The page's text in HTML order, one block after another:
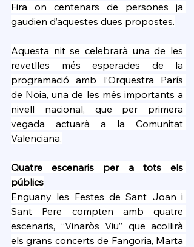
Fira on centenars de persones ja
gaudien d’aquestes dues propostes.
Aquesta nit se celebrarà una de les
revetlles més esperades de la
programació amb l’Orquestra París
de Noia, una de les més importants a
nivell nacional, que per primera
vegada actuarà a la Comunitat
Valenciana.
Quatre escenaris per a tots els
públics
Enguany les Festes de Sant Joan i
Sant Pere compten amb quatre
escenaris, “Vinaròs Viu” que acollirà
els grans concerts de Fangoria, Marta